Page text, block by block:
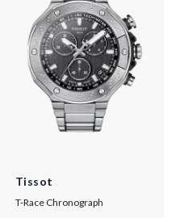
Tissot
T-Race Chronograph